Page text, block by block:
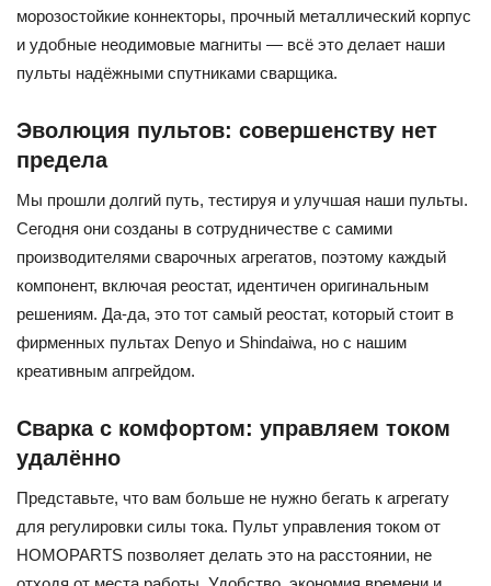
морозостойкие коннекторы, прочный металлический корпус
и удобные неодимовые магниты — всё это делает наши
пульты надёжными спутниками сварщика.
Эволюция пультов: совершенству нет
предела
Мы прошли долгий путь, тестируя и улучшая наши пульты.
Сегодня они созданы в сотрудничестве с самими
производителями сварочных агрегатов, поэтому каждый
компонент, включая реостат, идентичен оригинальным
решениям. Да-да, это тот самый реостат, который стоит в
фирменных пультах Denyo и Shindaiwa, но с нашим
креативным апгрейдом.
Сварка с комфортом: управляем током
удалённо
Представьте, что вам больше не нужно бегать к агрегату
для регулировки силы тока. Пульт управления током от
HOMOPARTS позволяет делать это на расстоянии, не